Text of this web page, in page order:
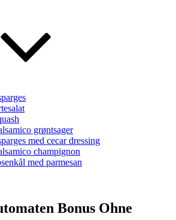
grøntsager
med cecar dressing
champignon
med parmesan
Bonus Ohne